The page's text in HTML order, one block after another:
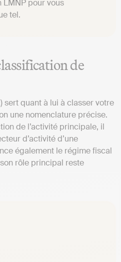
pour vous
tel.
de
sert quant à lui à classer votre
une nomenclature précise.
de l’activité principale, il
d’activité d’une
également le régime fiscal
rôle principal reste